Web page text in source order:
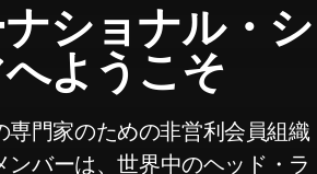
ショナル・シ
ようこそ
専門家のための非営利会員組織
ンバーは、世界中のヘッド・ラ